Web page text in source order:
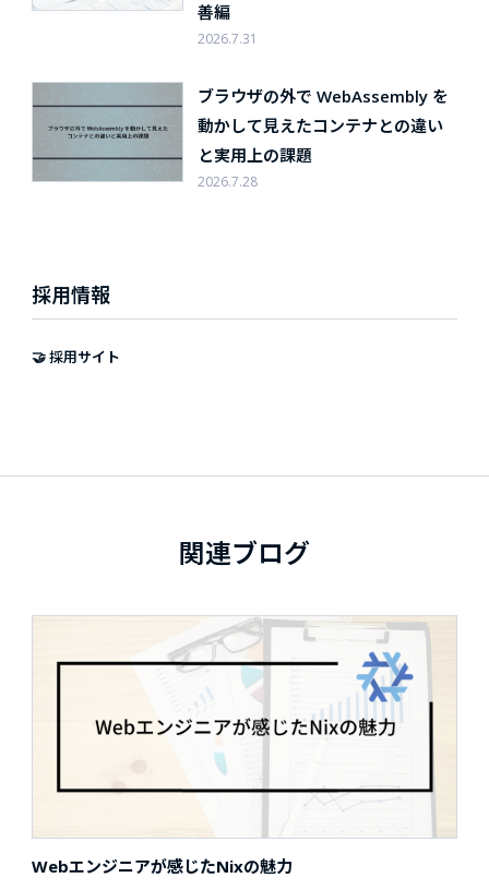
善編
2026.7.31
ブラウザの外で WebAssembly を
動かして見えたコンテナとの違い
と実用上の課題
2026.7.28
採用情報
🤝 採用サイト
関連ブログ
Webエンジニアが感じたNixの魅力